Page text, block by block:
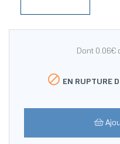
Dont 0.06€
 EN RUPTURE